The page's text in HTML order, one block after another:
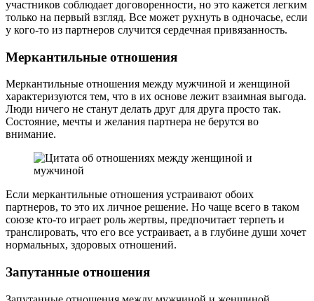
участников соблюдает договоренности, но это кажется легким
только на первый взгляд. Все может рухнуть в одночасье, если
у кого-то из партнеров случится сердечная привязанность.
Меркантильные отношения
Меркантильные отношения между мужчиной и женщиной
характеризуются тем, что в их основе лежит взаимная выгода.
Люди ничего не станут делать друг для друга просто так.
Состояние, мечты и желания партнера не берутся во
внимание.
Если меркантильные отношения устраивают обоих
партнеров, то это их личное решение. Но чаще всего в таком
союзе кто-то играет роль жертвы, предпочитает терпеть и
транслировать, что его все устраивает, а в глубине души хочет
нормальных, здоровых отношений.
Запутанные отношения